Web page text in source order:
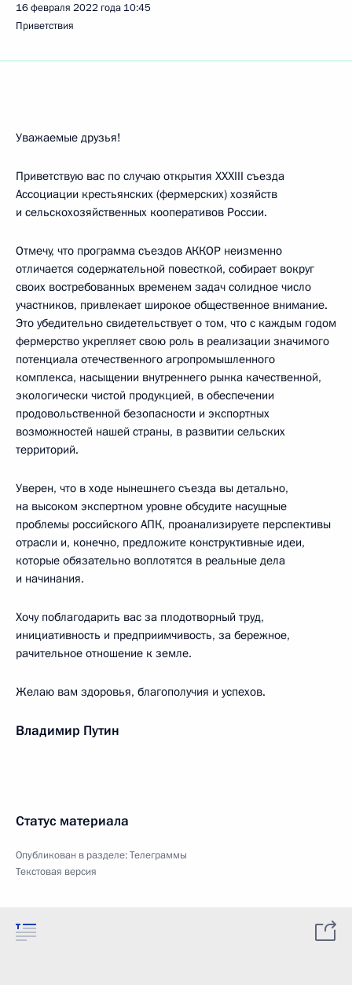
16 февраля 2022 года 10:45
Приветствия
Уважаемые друзья!
Приветствую вас по случаю открытия XXXIII съезда
Ассоциации крестьянских (фермерских) хозяйств
и сельскохозяйственных кооперативов России.
Отмечу, что программа съездов АККОР неизменно
отличается содержательной повесткой, собирает вокруг
своих востребованных временем задач солидное число
участников, привлекает широкое общественное внимание.
Это убедительно свидетельствует о том, что с каждым годом
фермерство укрепляет свою роль в реализации значимого
потенциала отечественного агропромышленного
комплекса, насыщении внутреннего рынка качественной,
экологически чистой продукцией, в обеспечении
продовольственной безопасности и экспортных
возможностей нашей страны, в развитии сельских
территорий.
Уверен, что в ходе нынешнего съезда вы детально,
на высоком экспертном уровне обсудите насущные
проблемы российского АПК, проанализируете перспективы
отрасли и, конечно, предложите конструктивные идеи,
которые обязательно воплотятся в реальные дела
и начинания.
Хочу поблагодарить вас за плодотворный труд,
инициативность и предприимчивость, за бережное,
рачительное отношение к земле.
Желаю вам здоровья, благополучия и успехов.
Владимир Путин
Статус материала
Опубликован в разделе:Телеграммы
Текстовая версия